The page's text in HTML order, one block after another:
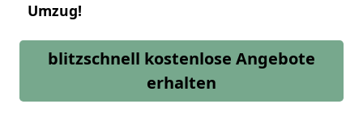
Umzug!
blitzschnell kostenlose Angebote
erhalten